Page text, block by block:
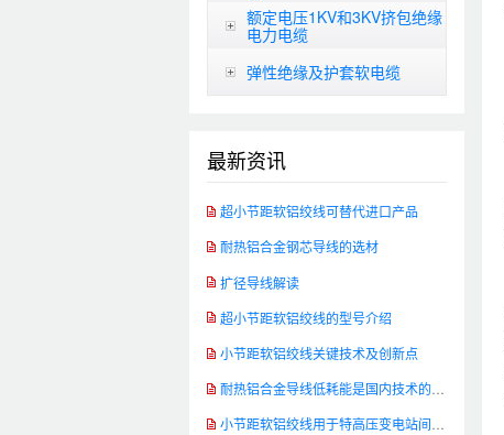
额定电压1KV和3KV挤包绝缘
电力电缆
弹性绝缘及护套软电缆
最新资讯
超小节距软铝绞线可替代进口产品
耐热铝合金钢芯导线的选材
扩径导线解读
超小节距软铝绞线的型号介绍
小节距软铝绞线关键技术及创新点